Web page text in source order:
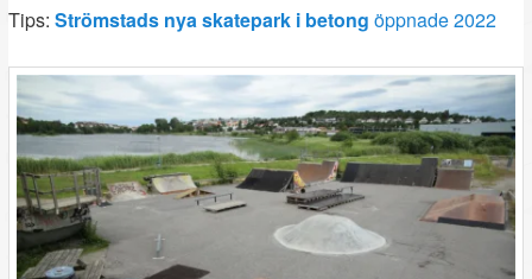
Tips:Strömstads nya skatepark i betong öppnade 2022